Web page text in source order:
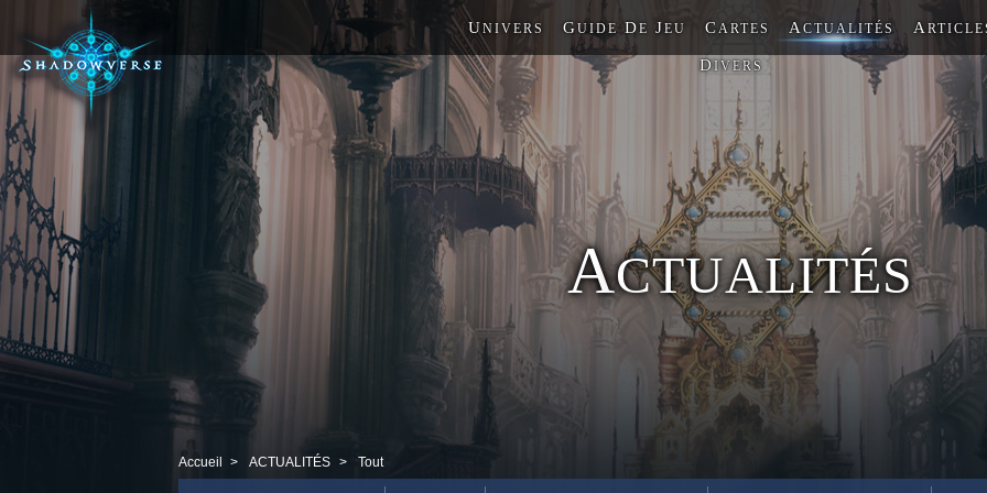
UNIVERS GUIDE DE JEU CARTES ACTUALITÉS A
DIVERS
ACTUALITÉS
Accueil ACTUALITÉS Tout